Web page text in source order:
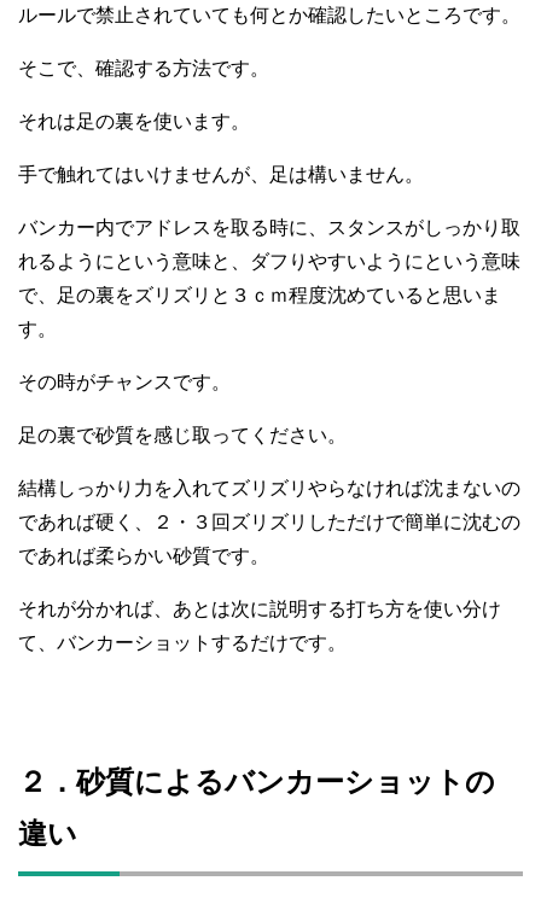
ルールで禁止されていても何とか確認したいところです。
そこで、確認する方法です。
それは足の裏を使います。
手で触れてはいけませんが、足は構いません。
バンカー内でアドレスを取る時に、スタンスがしっかり取
れるようにという意味と、ダフりやすいようにという意味
で、足の裏をズリズリと３ｃｍ程度沈めていると思いま
す。
その時がチャンスです。
足の裏で砂質を感じ取ってください。
結構しっかり力を入れてズリズリやらなければ沈まないの
であれば硬く、２・３回ズリズリしただけで簡単に沈むの
であれば柔らかい砂質です。
それが分かれば、あとは次に説明する打ち方を使い分け
て、バンカーショットするだけです。
２．砂質によるバンカーショットの
違い